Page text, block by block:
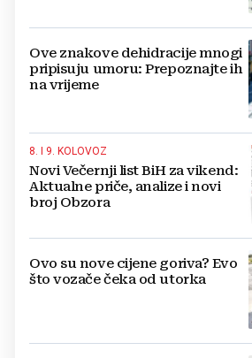
Ove znakove dehidracije mnogi
pripisuju umoru: Prepoznajte ih
na vrijeme
8. I 9. KOLOVOZ
Novi Večernji list BiH za vikend:
Aktualne priče, analize i novi
broj Obzora
Ovo su nove cijene goriva? Evo
što vozače čeka od utorka